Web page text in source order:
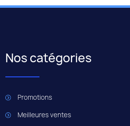
Nos catégories
Promotions
Meilleures ventes